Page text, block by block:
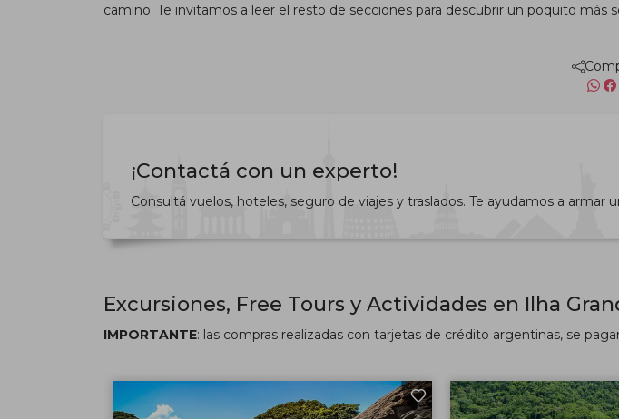
camino. Te invitamos a leer el resto de secciones para descubrir un poquito más
¡Contactá con un experto!
Consultá vuelos, hoteles, seguro de viajes y traslados. Te ayudamos a
Excursiones, Free Tours y Actividades en Ilha
IMPORTANTE: las compras realizadas con tarjetas de crédito argentinas, se